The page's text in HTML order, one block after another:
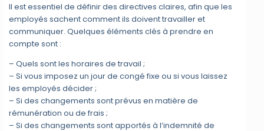
Il est essentiel de définir des directives claires, afin que les
employés sachent comment ils doivent travailler et
communiquer. Quelques éléments clés à prendre en
compte sont :
– Quels sont les horaires de travail ;
– Si vous imposez un jour de congé fixe ou si vous laissez
les employés décider ;
– Si des changements sont prévus en matière de
rémunération ou de frais ;
– Si des changements sont apportés à l’indemnité de